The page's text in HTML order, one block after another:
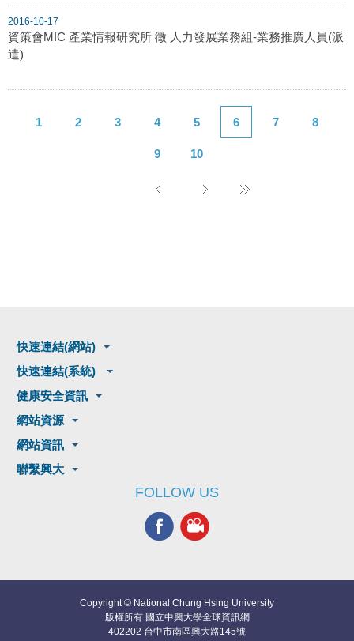
2016-10-17
資策會MIC 產業情報研究所 徵 人力發展業務組-業務推廣人員(派
遣)
1 2 3 4 5 6 7 8
9 10
快速連結(網站)
快速連結(系統)
健康安全資訊
網站資源
網站資訊
聯繫興大
FOLLOW US
Copyright © National Chung Hsing University
版權所有 國立中興大學全球資訊網
402202 台中市南區興大路145號